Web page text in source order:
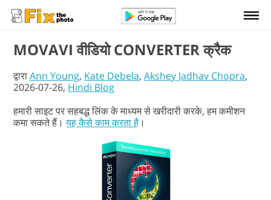
MOVAVI वीडियो CONVERTER क्रैक
द्वाराAnn Young, Kate Debela,Akshey Jadhav Chopra,
2026-07-26, Hindi Blog
हमारी साइट पर सहबद्ध लिंक के माध्यम से खरीदारी करके, हम कमीशन
कमा सकते हैं।यह कैसे काम करता है ।